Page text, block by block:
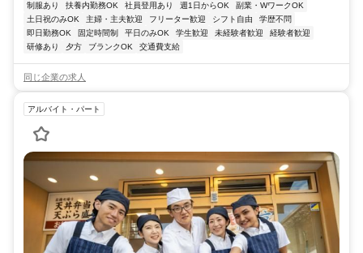
制服あり 扶養内勤務OK 社員登用あり 週1日からOK
副業・WワークOK
土日祝のみOK
主婦・主夫歓迎 フリーター歓迎 シフト自由
学歴不問
即日勤務OK
固定時間制 平日のみOK 学生歓迎 未経験者歓迎
経験者歓迎
研修あり
夕方 ブランクOK 交通費支給
同じ企業の求人
アルバイト・パート